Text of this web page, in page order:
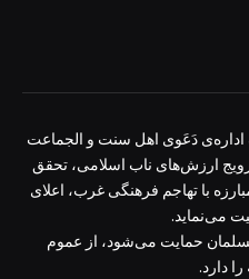
اداره‌ی دَعَوی اهل سنت و الجماعت
ارزش‌های ناب اسلامی، تحقق
با تهاجم فرهنگی غرب، اعلای
می‌نماید.
حمایت می‌شود، از عموم
دارد.